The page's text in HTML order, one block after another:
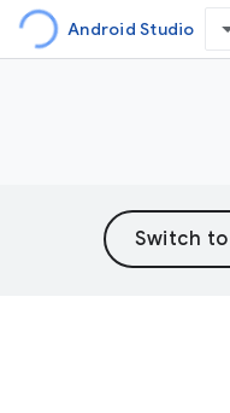
Android Studio